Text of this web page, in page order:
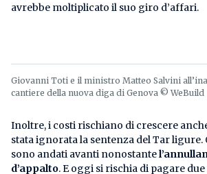
avrebbe moltiplicato il suo giro d’affari.
Giovanni Toti e il ministro Matteo Salvini
cantiere della nuova diga di Genova © WeBuild
Inoltre, i costi rischiano di crescere
stata ignorata la sentenza del Tar ligure.
sono andati avanti nonostante
d’appalto. E oggi si rischia di pagare